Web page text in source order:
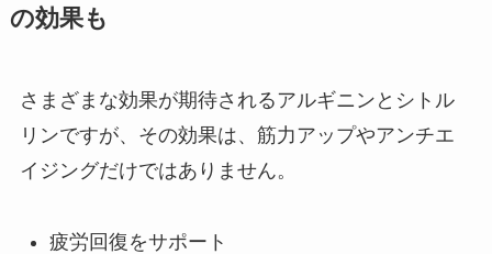
の効果も
さまざまな効果が期待されるアルギニンとシトル
リンですが、その効果は、筋力アップやアンチエ
イジングだけではありません。
疲労回復をサポート